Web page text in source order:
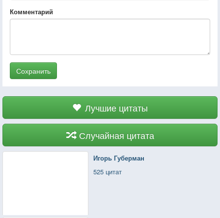
Комментарий
Сохранить
Лучшие цитаты
Случайная цитата
Игорь Губерман
525 цитат